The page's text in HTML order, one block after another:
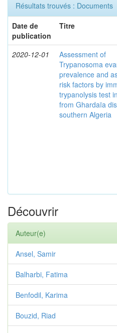
Résultats trouvés : Documents
Date de
publication
Titre
2020-12-01
Assessment of
Trypanosoma
prevalence and
risk factors by
trypanolysis test
from Ghardaïa
southern Algeria
Découvrir
Auteur(e)
Ansel, Samir
Balharbi, Fatima
Benfodil, Karima
Bouzid, Riad